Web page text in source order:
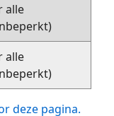
alle
alle
deze pagina.